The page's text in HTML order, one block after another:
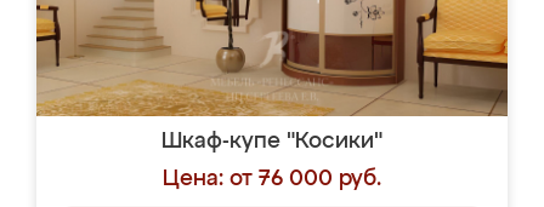
Шкаф-купе "Косики"
Цена: от 76 000 руб.